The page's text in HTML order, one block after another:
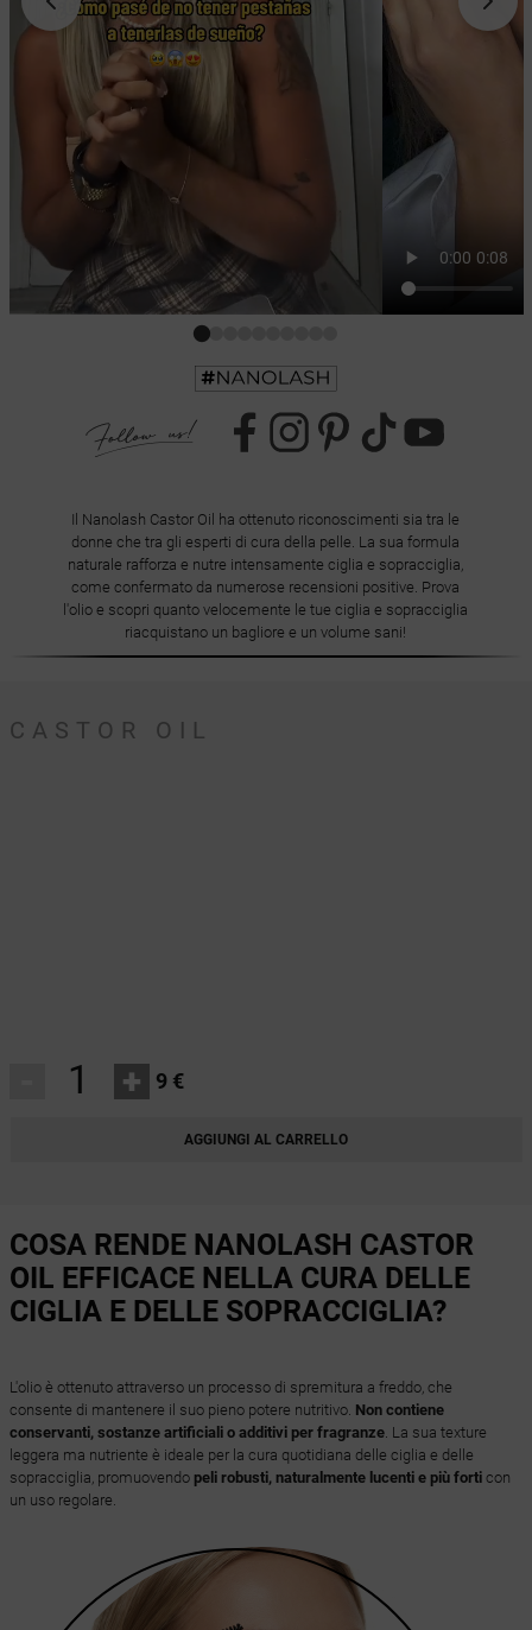
Il Nanolash Castor Oil ha ottenuto riconoscimenti sia tra le
donne che tra gli esperti di cura della pelle. La sua formula
naturale rafforza e nutre intensamente ciglia e sopracciglia,
come confermato da numerose recensioni positive. Prova
l'olio e scopri quanto velocemente le tue ciglia e sopracciglia
riacquistano un bagliore e un volume sani!
CASTOR OIL
+ 9 €
AGGIUNGI AL CARRELLO
COSA RENDE NANOLASH CASTOR
OIL EFFICACE NELLA CURA DELLE
CIGLIA E DELLE SOPRACCIGLIA?
L'olio è ottenuto attraverso un processo di spremitura a freddo, che
consente di mantenere il suo pieno potere nutritivo. Non contiene
conservanti, sostanze artificiali o additivi per fragranze. La sua texture
leggera ma nutriente è ideale per la cura quotidiana delle ciglia e delle
sopracciglia, promuovendo peli robusti, naturalmente lucenti e più forticon
un uso regolare.